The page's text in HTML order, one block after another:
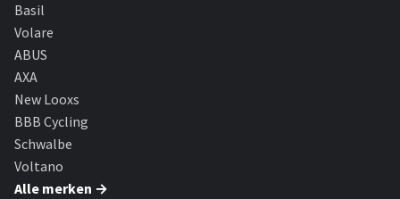
Basil
Volare
ABUS
AXA
New Looxs
BBB Cycling
Schwalbe
Voltano
Alle merken →